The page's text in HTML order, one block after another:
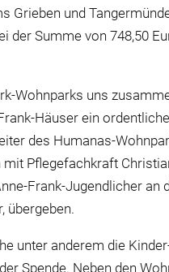
Grieben und
der Summe von 748,50
Wohnparks uns
Häuser ein
des Humanas-
Pflegefachkraft
Frank-Jugendlicher an
übergeben.
unter anderem die
Spende. Neben den